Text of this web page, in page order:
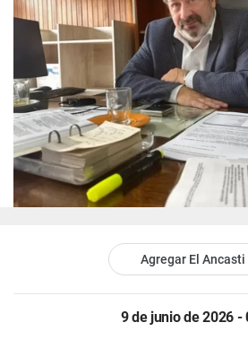
Agregar El Ancasti
9 de junio de 2026 -